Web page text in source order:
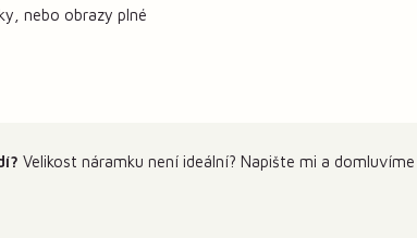
nebo obrazy plné
Velikost náramku není ideální? Napište mi a